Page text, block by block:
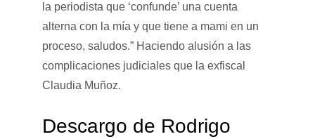
la periodista que ‘confunde’ una cuenta
alterna con la mía y que tiene a mami en un
proceso, saludos.” Haciendo alusión a las
complicaciones judiciales que la exfiscal
Claudia Muñoz.
Descargo de Rodrigo